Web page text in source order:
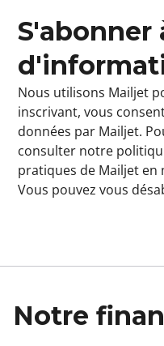
S'abonner
Nous utilisons Mailjet
inscrivant, vous
données par Mailjet.
consulter notre
pratiques de Mailjet
Vous pouvez vous
Notre